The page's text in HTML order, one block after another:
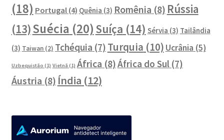
(18) Portugal(4) Quênia (3) Romênia (8) Rússia
(13)Suécia (20) Suíça (14) Sérvia (3) Tailândia
(3) Taiwan(2) Tchéquia (7) Turquia (10) Ucrânia (5)
Uzbequistão (1) Vietnã (1) África (8)África do Sul(7)
Áustria (8) Índia (12)